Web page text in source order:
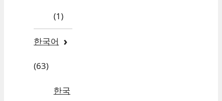
(1)
한국어
(63)
한국